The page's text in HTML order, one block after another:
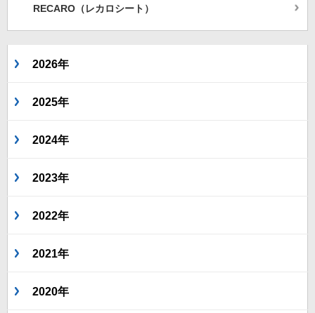
RECARO（レカロシート）
2026年
2025年
2024年
2023年
2022年
2021年
2020年